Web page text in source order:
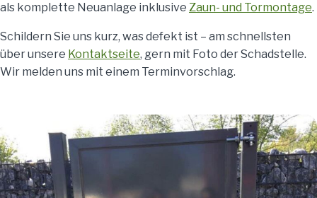
als komplette Neuanlage inklusive Zaun- und Tormontage.
Schildern Sie uns kurz, was defekt ist – am schnellsten
über unsere Kontaktseite, gern mit Foto der Schadstelle.
Wir melden uns mit einem Terminvorschlag.